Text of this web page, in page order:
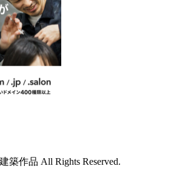
築作品 All Rights Reserved.